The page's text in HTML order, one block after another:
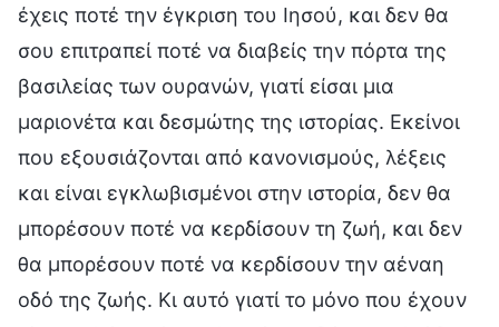
έχεις ποτέ την έγκριση του Ιησού, και δεν θα
σου επιτραπεί ποτέ να διαβείς την πόρτα της
βασιλείας των ουρανών, γιατί είσαι μια
μαριονέτα και δεσμώτης της ιστορίας. Εκείνοι
που εξουσιάζονται από κανονισμούς, λέξεις
και είναι εγκλωβισμένοι στην ιστορία, δεν θα
μπορέσουν ποτέ να κερδίσουν τη ζωή, και δεν
θα μπορέσουν ποτέ να κερδίσουν την αέναη
οδό της ζωής. Κι αυτό γιατί το μόνο που έχουν